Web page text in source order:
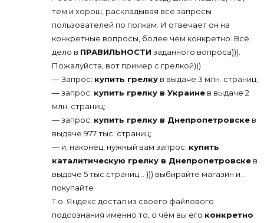
тем и хорош, раскладывая все запросы
пользователей по полкам. И отвечает он на
конкретные вопросы, более чем конкретно. Всё
дело в ПРАВИЛЬНОСТИ заданного вопроса))).
Пожалуйста, вот пример с грелкой)))
— Запрос: купить грелку в выдаче 3 млн. страниц;
— запрос: купить грелку в Украине в выдаче 2
млн. страниц;
— запрос: купить грелку в Днепропетровске в
выдаче 977 тыс. страниц;
— и, наконец, нужный вам запрос: купить
каталитическую грелку в Днепропетровске в
выдаче 5 тыс.страниц… ))) выбирайте магазин и…
покупайте
Т.о. Яндекс достал из своего файлового
подсознания именно то, о чём вы его конкретно